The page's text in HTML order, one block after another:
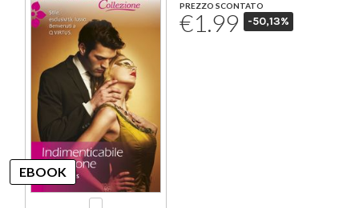
Calendario
PREZZO SCONTATO
€1.99 -50,13%